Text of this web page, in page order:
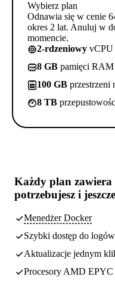
Wybierz plan
Odnawia się w cenie
okres 2 lat. Anuluj w
momencie.
2-rdzeniowy vCPU
8 GB pamięci RAM
100 GB przestrzeni
8 TB
Każdy plan zawiera
potrzebujesz i
Menedżer Docker
Szybki dostęp do
Aktualizacje jednym
Procesory AMD EPYC